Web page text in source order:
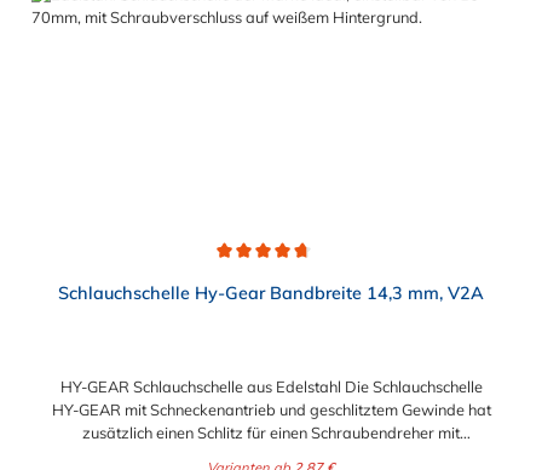
Montagewerkzeuges.
Schlauchschelle Hy-Gear Bandbreite 14,3 mm, V2A
HY-GEAR Schlauchschelle aus Edelstahl Die Schlauchschelle
HY-GEAR mit Schneckenantrieb und geschlitztem Gewinde hat
zusätzlich einen Schlitz für einen Schraubendreher mit